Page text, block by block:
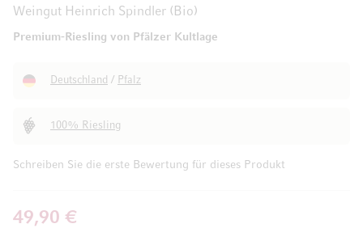
Schreiben Sie die erste Bewertung für dieses Produkt
Weingut Heinrich Spindler (Bio)
Premium-Riesling von Pfälzer Kultlage
Deutschland / Pfalz
100% Riesling
49,90 €